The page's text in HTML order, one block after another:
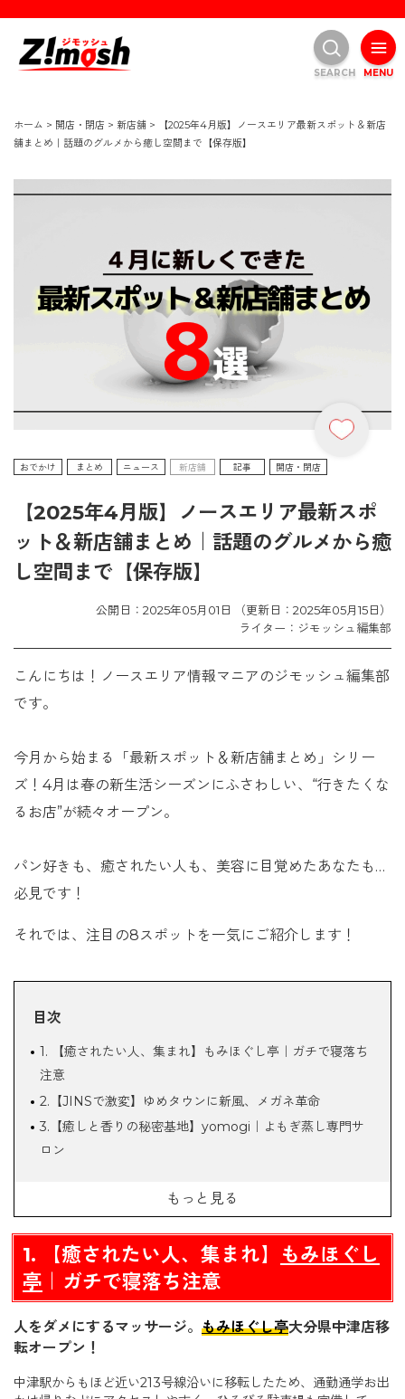
ホーム > 開店・閉店 > 新店舗 >
【2025年4月版】ノースエリア最新スポット＆新店
舗まとめ｜話題のグルメから癒し空間まで【保存版】
おでかけ まとめ ニュース 新店舗 記事 開店・閉店
【2025年4月版】ノースエリア最新スポ
ット＆新店舗まとめ｜話題のグルメから癒
し空間まで【保存版】
公開日：2025年05月01日 （更新日：2025年05月15日）
ライター：ジモッシュ編集部
こんにちは！ノースエリア情報マニアのジモッシュ編集部
です。
今月から始まる「最新スポット＆新店舗まとめ」シリー
ズ！4月は春の新生活シーズンにふさわしい、“行きたくな
るお店”が続々オープン。
パン好きも、癒されたい人も、美容に目覚めたあなたも…
必見です！
それでは、注目の8スポットを一気にご紹介します！
目次
1. 【癒されたい人、集まれ】 もみほぐし亭 ｜ガチで寝落ち
注意
2.【JINSで激変】ゆめタウンに新風、メガネ革命
3.【癒しと香りの秘密基地】yomogi｜よもぎ蒸し専門サ
ロン
5.佐藤とよかわクリニック｜7月新築オープン予定
7.【話題沸騰】リトワーズベーカリー｜パン革命、起こっ
てます
8.【温浴施設・カフェも併設】HOTEL MEGURI
もっと見る
1. 【癒されたい人、集まれ】
もみほぐし
亭 ｜ガチで寝落ち注意
人をダメにするマッサージ。 もみほぐし亭大分県中津店移
転オープン！
中津駅からもほど近い213号線沿いに移転したため、通勤通学お出
MENU
SEARCH